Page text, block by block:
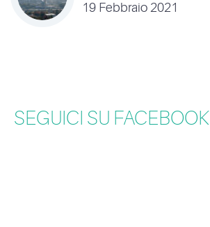
19 Febbraio 2021
SEGUICI SU FACEBOOK